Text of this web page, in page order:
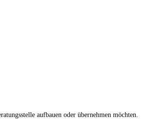
aufbauen oder übernehmen möchten.